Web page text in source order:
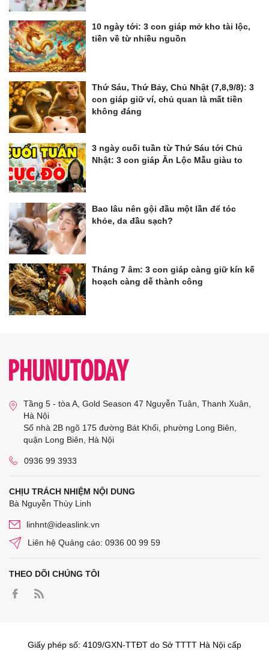
10 ngày tới: 3 con giáp mở kho tài lộc,
tiền về từ nhiều nguồn
Thứ Sáu, Thứ Bảy, Chủ Nhật (7,8,9/8): 3
con giáp giữ ví, chủ quan là mất tiền
không đáng
3 ngày cuối tuần từ Thứ Sáu tới Chủ
Nhật: 3 con giáp Ăn Lộc Mẫu giàu to
Bao lâu nên gội đầu một lần để tóc
khỏe, da đầu sạch?
Tháng 7 âm: 3 con giáp càng giữ kín kế
hoạch càng dễ thành công
Tầng 5 - tòa A, Gold Season 47 Nguyễn Tuân, Thanh Xuân,
Hà Nội
Số nhà 2B ngõ 175 đường Bát Khối, phường Long Biên,
quận Long Biên, Hà Nội
0936 99 3933
CHỊU TRÁCH NHIỆM NỘI DUNG
Bà Nguyễn Thùy Linh
linhnt@ideaslink.vn
Liên hệ Quảng cáo: 0936 00 99 59
THEO DÕI CHÚNG TÔI
Giấy phép số: 4109/GXN-TTĐT do Sở TTTT Hà Nội cấp